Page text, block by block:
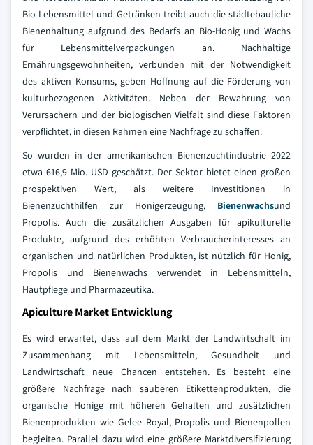
Bio-Lebensmittel und Getränken treibt auch die städtebauliche
Bienenhaltung aufgrund des Bedarfs an Bio-Honig und Wachs
für Lebensmittelverpackungen an. Nachhaltige
Ernährungsgewohnheiten, verbunden mit der Notwendigkeit
des aktiven Konsums, geben Hoffnung auf die Förderung von
kulturbezogenen Aktivitäten. Neben der Bewahrung von
Verursachern und der biologischen Vielfalt sind diese Faktoren
verpflichtet, in diesen Rahmen eine Nachfrage zu schaffen.
So wurden in der amerikanischen Bienenzuchtindustrie 2022
etwa 616,9 Mio. USD geschätzt. Der Sektor bietet einen großen
prospektiven Wert, als weitere Investitionen in
Bienenzuchthilfen zur Honigerzeugung, Bienenwachsund
Propolis. Auch die zusätzlichen Ausgaben für apikulturelle
Produkte, aufgrund des erhöhten Verbraucherinteresses an
organischen und natürlichen Produkten, ist nützlich für Honig,
Propolis und Bienenwachs verwendet in Lebensmitteln,
Hautpflege und Pharmazeutika.
Apiculture Market Entwicklung
Es wird erwartet, dass auf dem Markt der Landwirtschaft im
Zusammenhang mit Lebensmitteln, Gesundheit und
Landwirtschaft neue Chancen entstehen. Es besteht eine
größere Nachfrage nach sauberen Etikettenprodukten, die
organische Honige mit höheren Gehalten und zusätzlichen
Bienenprodukten wie Gelee Royal, Propolis und Bienenpollen
begleiten. Parallel dazu wird eine größere Marktdiversifizierung